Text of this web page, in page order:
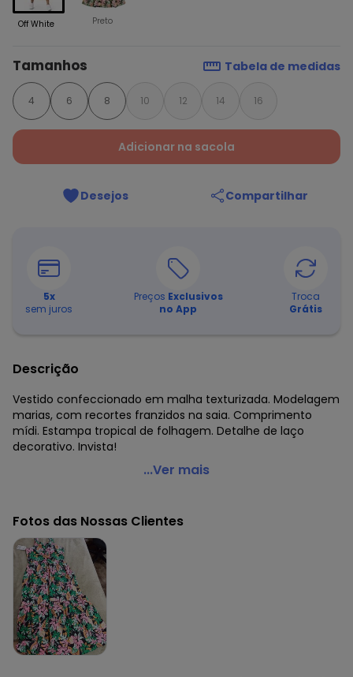
Off White Preto
Tamanhos Tabela de medidas
4 6 8 10 12 14 16
Adicionar na sacola
Desejos Compartilhar
5x
sem juros
Preços Exclusivos
no App
Troca
Grátis
Descrição
Vestido confeccionado em malha texturizada. Modelagem
marias, com recortes franzidos na saia. Comprimento
mídi. Estampa tropical de folhagem. Detalhe de laço
decorativo. Invista!
Malwee Kids - Vestido Off White Midi Tropical
Comprimento: Midi
Decote Frente : Coração
Fornecedor: MALWEE MALHAS LTDA / CNPJ 84.429.737/0001-
Feito: Brasil
Cuidados para conservação do produto: Temperatura
máxima de lavagem 30C. Não alvejar. Não passar sobre a
estampa.
Tecido: Malha Texturizada
Composição: 97% Algodão, 2% Elastano, 1% Poliamida
...Ver mais
Fotos das Nossas Clientes